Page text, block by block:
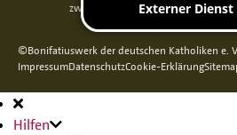
zweckgebunden über das
©Bonifatiuswerk der deutschen Katholiken e.
ImpressumDatenschutzCookie-Erklärung
Hauptnavigation
Hilfen